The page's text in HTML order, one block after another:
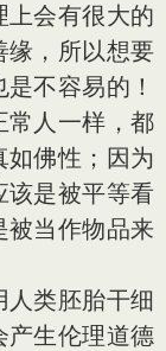
上会有很大的
缘，所以想要
不容易的！
常人一样，都
如佛性；因为
该是被平等看
被当作物品来
人类胚胎干细
产生伦理道德